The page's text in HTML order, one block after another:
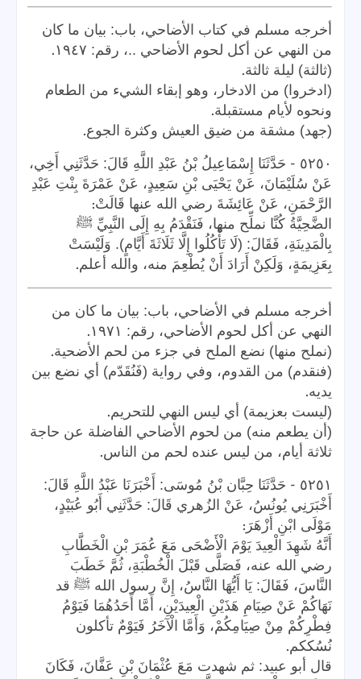
أخرجه مسلم في كتاب الأضاحي، باب: بيان ما كان
من النهي عن أكل لحوم الأضاحي ..، رقم: ١٩٤٧
.
(ثالثة) ليلة ثالثة.
(ادخروا) من الادخار، وهو إبقاء الشيء من الطعام
ونحوه لأيام مستقبلة.
(جهد) مشقة من ضيق العيش وكثرة الجوع.
٥٢٥٠ - حَدَّثَنَا إِسْمَاعِيلُ بْنُ عَبْدِ اللَّهِ قَالَ: حَدَّثَنِي أَخِي،
عَنْ سُلَيْمَانَ، عَنْ يَحْيَى بْنِ سَعِيدٍ، عَنْ عَمْرَةَ بِنْتِ عَبْدِ
الرَّحْمَنِ، عَنْ عَائِشَةَ رضي الله عنها قَالَتْ:
الضَّحِيَّةُ كُنَّا نملِّح منها، فَنَقْدَمُ بِهِ إِلَى النَّبِيِّ ﷺ
بِالْمَدِينَةِ، فَقَالَ: (لَا تَأْكُلُوا إِلَّا ثَلَاثَةَ أَيَّامٍ). وَلَيْسَتْ
بِعَزِيمَةٍ، وَلَكِنْ أَرَادَ أَنْ يُطْعِمَ منه، والله أعلم.
أخرجه مسلم في الأضاحي، باب: بيان ما كان من
النهي عن أكل لحوم الأضاحي، رقم: ١٩٧١
.
(نملح منها) نضع الملح في جزء من لحم الأضحية.
(فنقدم) من القدوم، وفي رواية (فَنُقَدّم) أي نضع بين
يديه.
(ليست بعزيمة) أي ليس النهي للتحريم.
(أن يطعم منه) من لحوم الأضاحي الفاضلة عن حاجة
ثلاثة أيام، من ليس عنده لحم من الناس.
٥٢٥١ - حَدَّثَنَا حِبَّان بْنُ مُوسَى: أَخْبَرَنَا عَبْدُ اللَّهِ قَالَ:
أَخْبَرَنِي يُونُسُ، عَنْ الزُهري قَالَ: حَدَّثَنِي أَبُو عُبَيْدٍ،
مَوْلَى ابْنِ أَزْهَرَ :
أَنَّهُ شَهِدَ الْعِيدَ يَوْمَ الْأَضْحَى مَعَ عُمَرَ بْنِ الْخَطَّابِ
رضي الله عنه، فَصَلَّى قَبْلَ الْخُطْبَةِ، ثُمَّ خَطَبَ
النَّاسَ، فَقَالَ: يَا أَيُّهَا النَّاسُ، إِنَّ رسول الله ﷺ قد
نَهَاكُمْ عَنْ صِيَامِ هَذَيْنِ الْعِيدَيْنِ، أَمَّا أَحَدُهُمَا فَيَوْمُ
فِطْرِكُمْ مِنْ صِيَامِكُمْ، وَأَمَّا الْآخَرُ فَيَوْمٌ تأكلون
نُسُككم.
قال أبو عبيد: ثم شهدت مَعَ عُثْمَانَ بْنِ عَفَّانَ، فَكَانَ